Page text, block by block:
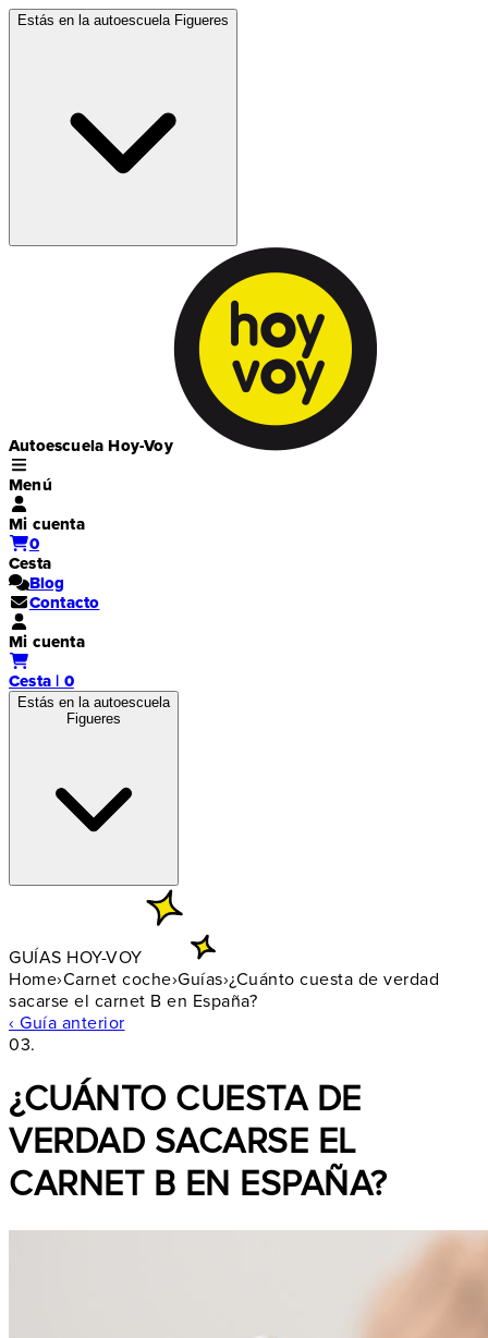
Estás en la autoescuela Figueres
Autoescuela Hoy-Voy
Menú
Mi cuenta
0
Cesta
Blog
Contacto
Mi cuenta
Cesta | 0
Estás en la autoescuela
Figueres
GUÍAS HOY-VOY
Home›Carnet coche›Guías›¿Cuánto cuesta de verdad
sacarse el carnet B en España?
‹ Guía anterior
03.
¿CUÁNTO CUESTA DE
VERDAD SACARSE EL
CARNET B EN ESPAÑA?